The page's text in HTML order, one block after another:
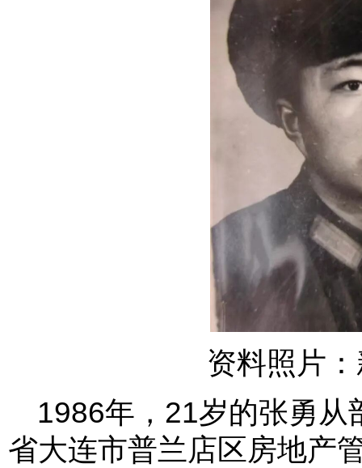
资料照片
1986年，21岁的张勇从
省大连市普兰店区房地产